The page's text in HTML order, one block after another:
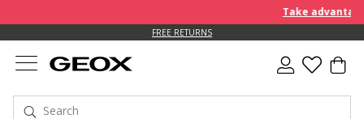
Take advantage
FREE RETURNS